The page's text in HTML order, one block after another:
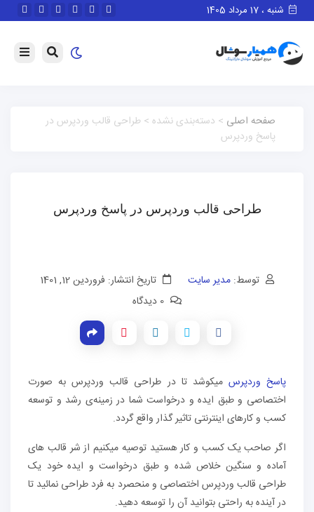
شنبه ، 17 مرداد 1405
صفحه اصلی > دسته‌بندی نشده > طراحی قالب وردپرس در
پاسخ وردپرس
طراحی قالب وردپرس در پاسخ وردپرس
توسط: مدیر سایت
تاریخ انتشار: فروردین 12, 1401
پاسخ وردپرس میکوشد تا در طراحی قالب‌ وردپرس به صورت
اختصاصی و طبق ایده و درخواست شما در زمینه‌ی رشد و توسعه
کسب و کارهای اینترنتی تاثیر گذار واقع گردد.
اگر صاحب یک کسب و کار هستید توصیه میکنیم از شر قالب های
آماده و سنگین خلاص شده و طبق درخواست و ایده خود یک
طراحی قالب وردپرس اختصاصی و منحصرد به فرد طراحی نمائید تا
در آینده به راحتی بتوانید آن را توسعه دهید.